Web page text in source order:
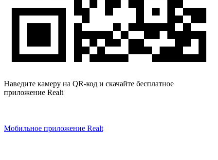
Наведите камеру на QR-код и скачайте бесплатное
приложение Realt
Мобильное приложение Realt